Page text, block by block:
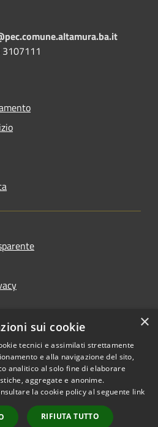
Copyright © 2026 • Comune di
Altamura • Powered by
Municipium•
Accesso
×
sui cookie
tecnici e assimilati strettamente
e alla navigazione del sito,
analitico al solo fine di elaborare
aggregate e anonime.
la cookie policy al seguente link
RIFIUTA TUTTO